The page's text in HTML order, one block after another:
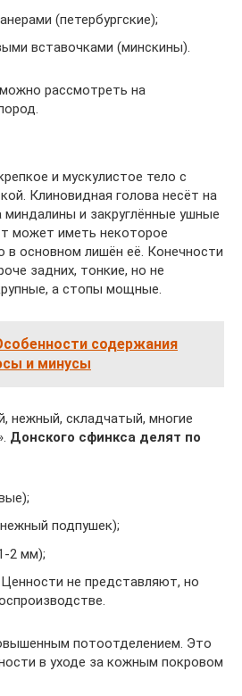
(петербургские);
вставочками (минскины).
рассмотреть на
и мускулистое тело с
Клиновидная голова несёт на
миндалины и закруглённые ушные
может иметь некоторое
в основном лишён её. Конечности
задних, тонкие, но не
а стопы мощные.
содержания
и минусы
нежный, складчатый, многие
Донского сфинкса делят по
подпушек);
2 мм);
не представляют, но
потоотделением. Это
в уходе за кожным покровом